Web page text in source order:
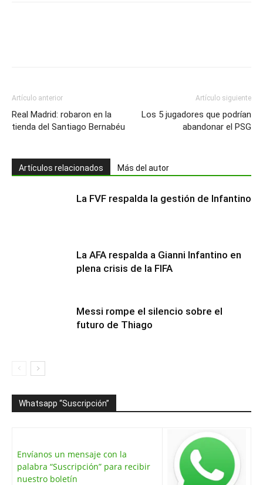
Artículo anterior
Real Madrid: robaron en la
tienda del Santiago Bernabéu
Artículo siguiente
Los 5 jugadores que podrían
abandonar el PSG
Artículos relacionados Más del autor
La FVF respalda la gestión de Infantino
La AFA respalda a Gianni Infantino en
plena crisis de la FIFA
Messi rompe el silencio sobre el
futuro de Thiago
Whatsapp “Suscripción”
Envíanos un mensaje con la
palabra “Suscripción” para recibir
nuestro boletín